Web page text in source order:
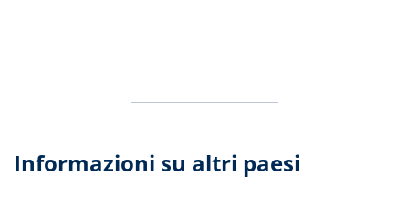
Informazioni su altri paesi